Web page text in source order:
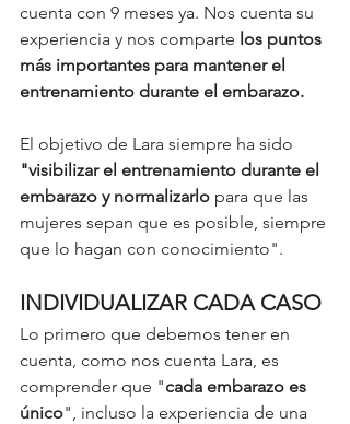
cuenta con 9 meses ya. Nos cuenta su
experiencia y nos comparte los puntos
más importantes para mantener el
entrenamiento durante el embarazo.
El objetivo de Lara siempre ha sido
"visibilizar el entrenamiento durante el
embarazo y normalizarlo para que las
mujeres sepan que es posible, siempre
que lo hagan con conocimiento".
INDIVIDUALIZAR CADA CASO
Lo primero que debemos tener en
cuenta, como nos cuenta Lara, es
comprender que "cada embarazo es
único", incluso la experiencia de una